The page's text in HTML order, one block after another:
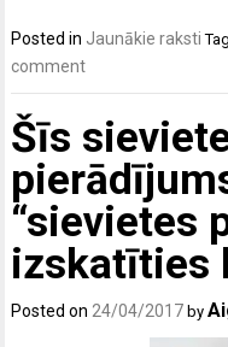
Posted in Jaunākie raksti
comment
Šīs
“sievietes
izskatīties
Posted on 24/04/2017 by